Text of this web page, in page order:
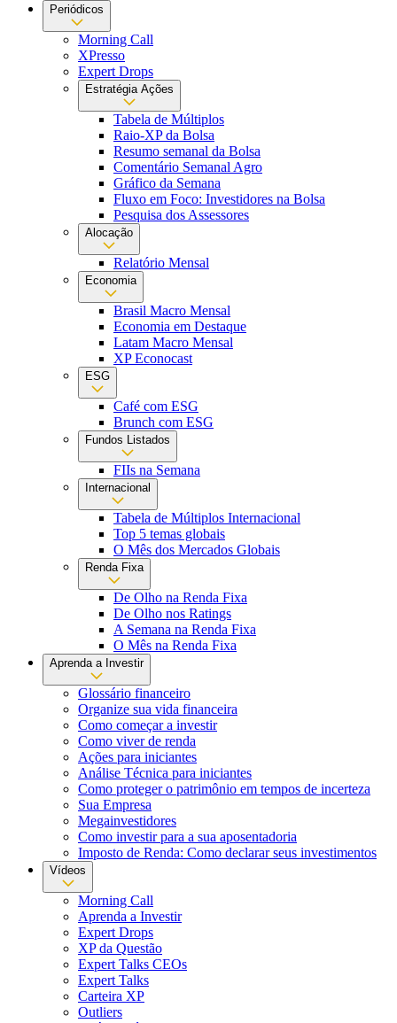
Periódicos
Morning Call
XPresso
Expert Drops
Estratégia Ações
Tabela de Múltiplos
Raio-XP da Bolsa
Resumo semanal da Bolsa
Comentário Semanal Agro
Gráfico da Semana
Fluxo em Foco: Investidores na Bolsa
Pesquisa dos Assessores
Alocação
Relatório Mensal
Economia
Brasil Macro Mensal
Economia em Destaque
Latam Macro Mensal
XP Econocast
ESG
Café com ESG
Brunch com ESG
Fundos Listados
FIIs na Semana
Internacional
Tabela de Múltiplos Internacional
Top 5 temas globais
O Mês dos Mercados Globais
Renda Fixa
De Olho na Renda Fixa
De Olho nos Ratings
A Semana na Renda Fixa
O Mês na Renda Fixa
Aprenda a Investir
Glossário financeiro
Organize sua vida financeira
Como começar a investir
Como viver de renda
Ações para iniciantes
Análise Técnica para iniciantes
Como proteger o patrimônio em tempos de incerteza
Sua Empresa
Megainvestidores
Como investir para a sua aposentadoria
Imposto de Renda: Como declarar seus investimentos
Vídeos
Morning Call
Aprenda a Investir
Expert Drops
XP da Questão
Expert Talks CEOs
Expert Talks
Carteira XP
Outliers